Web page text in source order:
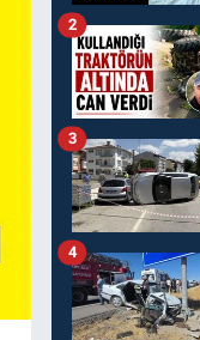
2
3
4